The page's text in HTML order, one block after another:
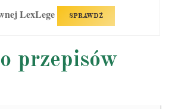
LexLege SPRAWDŹ
przepisów